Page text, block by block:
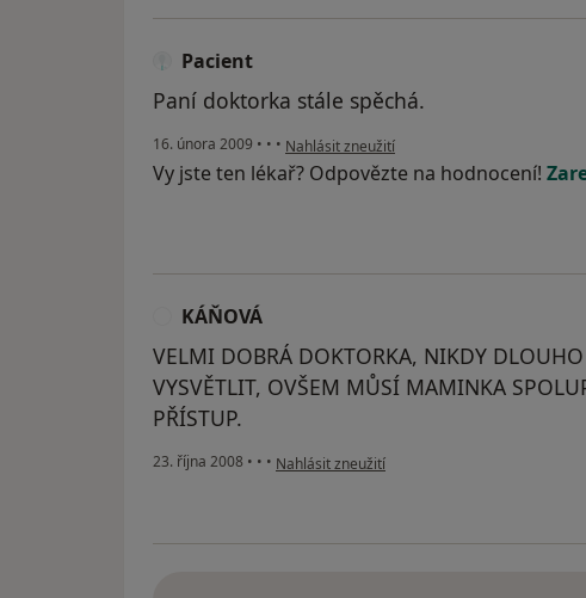
Pacient
Paní doktorka stále spěchá.
16. února 2009 • • • podle názoru uživatele Pacient
Nahlásit zneužití
Vy jste ten lékař? Odpovězte na hodnocení!
KÁŇOVÁ
VELMI DOBRÁ DOKTORKA, NIKDY
VYSVĚTLIT, OVŠEM MŮSÍ MAMINKA
PŘÍSTUP.
23. října 2008 • • • podle názoru uživatele KÁŇOVÁ
Nahlásit zneužití